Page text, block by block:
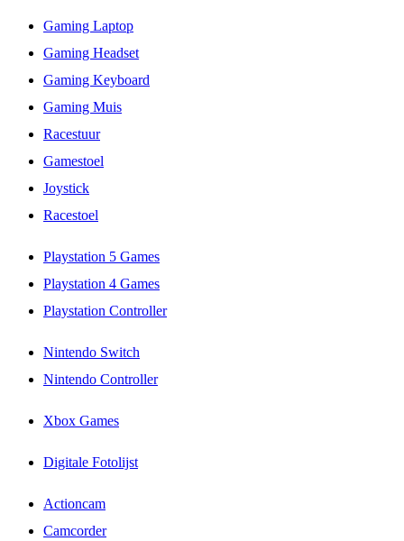
Gaming Laptop
Gaming Headset
Gaming Keyboard
Gaming Muis
Racestuur
Gamestoel
Joystick
Racestoel
Playstation 5 Games
Playstation 4 Games
Playstation Controller
Nintendo Switch
Nintendo Controller
Xbox Games
Digitale Fotolijst
Actioncam
Camcorder